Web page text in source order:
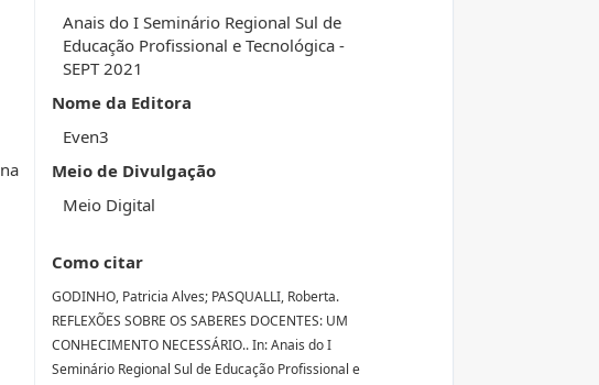
Anais do I Seminário Regional Sul de
Educação Profissional e Tecnológica -
SEPT 2021
Nome da Editora
Even3
Meio de Divulgação
Meio Digital
Como citar
GODINHO, Patricia Alves; PASQUALLI, Roberta.
REFLEXÕES SOBRE OS SABERES DOCENTES: UM
CONHECIMENTO NECESSÁRIO.. In: Anais do I
Seminário Regional Sul de Educação Profissional e